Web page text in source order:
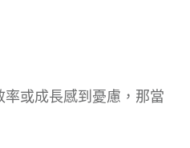
或成長感到憂慮，那當